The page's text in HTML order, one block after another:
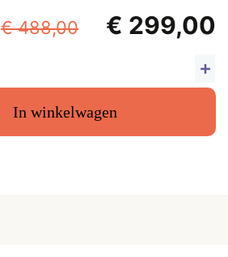
€488,00
€ 488,00.
€ 299,00
In winkelwagen